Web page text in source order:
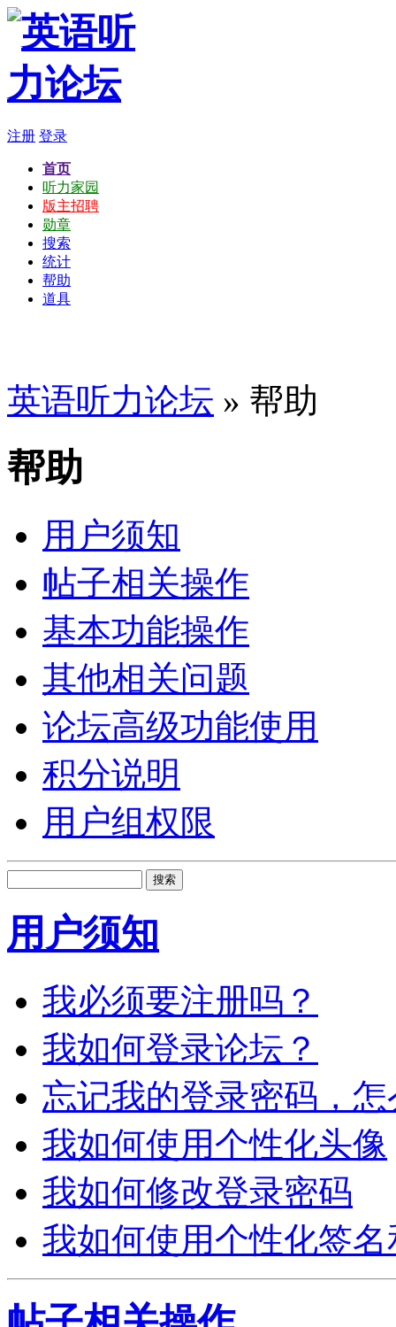
注册 登录
首页
听力家园
版主招聘
勋章
搜索
统计
帮助
道具
英语听力论坛 » 帮助
帮助
用户须知
帖子相关操作
基本功能操作
其他相关问题
论坛高级功能使用
积分说明
用户组权限
搜索
用户须知
我必须要注册吗？
我如何登录论坛？
忘记我的登录密码，
我如何使用个性化头像
我如何修改登录密码
我如何使用个性化签